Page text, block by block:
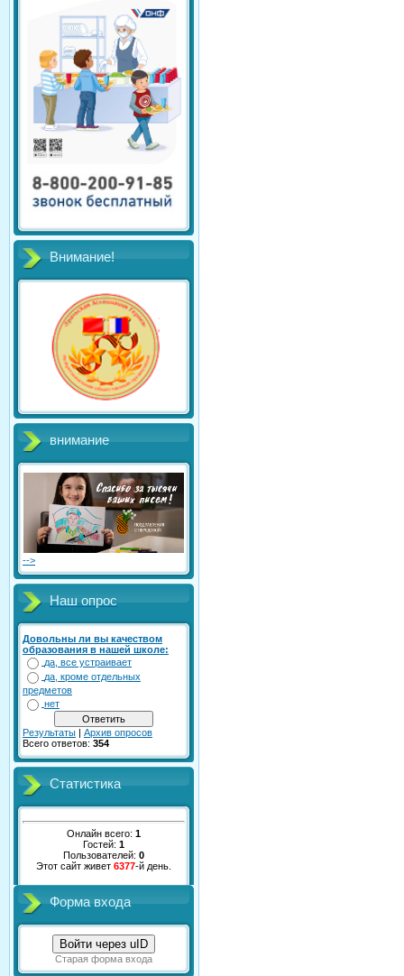
Внимание!
внимание
-->
Наш опрос
Довольны ли вы качеством
образования в нашей школе:
да, все устраивает
да, кроме отдельных
предметов
нет
Результаты | Архив опросов
Всего ответов: 354
Статистика
Онлайн всего: 1
Гостей: 1
Пользователей: 0
Этот сайт живет 6377-й день.
Форма входа
Войти через uID
Старая форма входа